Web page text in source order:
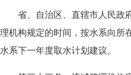
省、自治区、直辖市人民政
理机构规定的时间，按水系向所
水系下一年度取水计划建议。